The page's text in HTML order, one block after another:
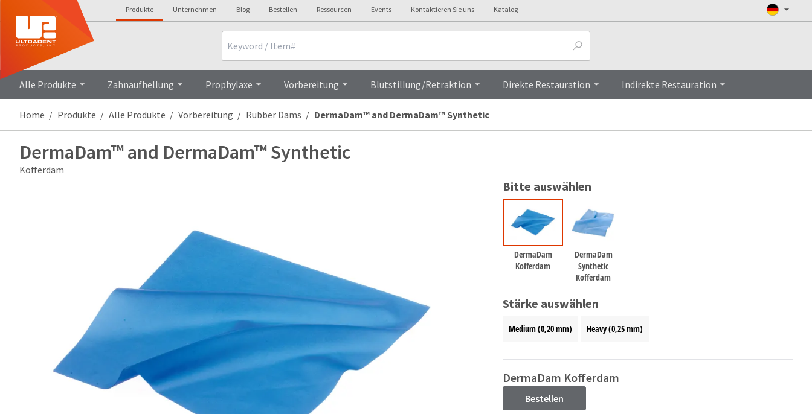
Produkte Unternehmen Blog Bestellen Ressourcen Events Kontaktieren Sie uns Katalog
Alle Produkte Zahnaufhellung Prophylaxe Vorbereitung Blutstillung/Retraktion Direkte Restauration Indirekte Restauration
Home Produkte Alle Produkte Vorbereitung Rubber Dams DermaDam™ and DermaDam™ Synthetic
DermaDam™ and DermaDam™ Synthetic
Kofferdam
Bitte auswählen
DermaDam
Kofferdam
DermaDam
Synthetic
Kofferdam
Stärke auswählen
Medium (0,20 mm) Heavy (0,25 mm)
DermaDam Kofferdam
Bestellen